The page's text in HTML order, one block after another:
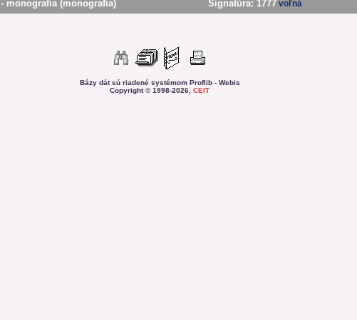
monografia (monografia) Signatúra: 1777 voľná
Bázy dát sú riadené systémom Proflib - Webis
Copyright © 1998-2026, CEIT